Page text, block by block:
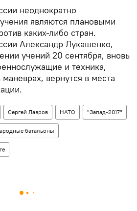
неоднократно
являются плановыми
каких-либо стран.
Александр Лукашенко,
учений 20 сентября, вновь
и техника,
вернутся в места
Сергей Лавров НАТО "Запад-2017"
батальоны